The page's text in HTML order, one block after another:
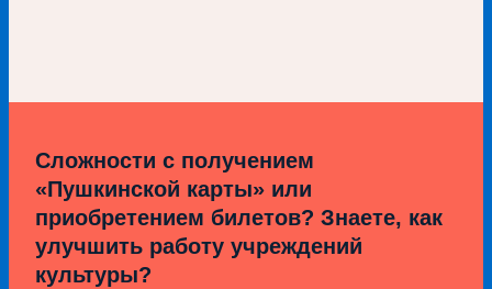
Сложности с получением
«Пушкинской карты» или
приобретением билетов? Знаете, как
улучшить работу учреждений
культуры?